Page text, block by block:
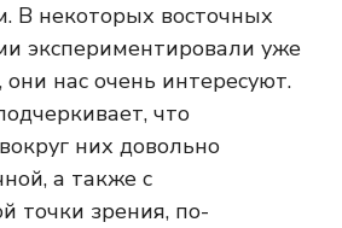
В некоторых восточных
экспериментировали уже
нас очень интересуют.
что
них довольно
а также с
точки зрения, по-